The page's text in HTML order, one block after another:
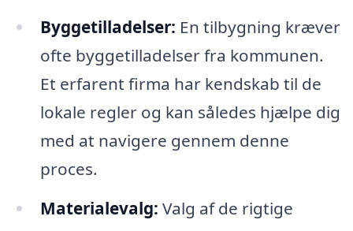
Byggetilladelser: En tilbygning kræver
ofte byggetilladelser fra kommunen.
Et erfarent firma har kendskab til de
lokale regler og kan således hjælpe dig
med at navigere gennem denne
proces.
Materialevalg: Valg af de rigtige